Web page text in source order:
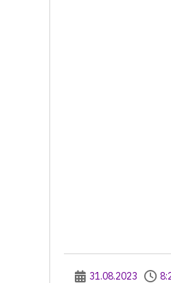
31.08.2023